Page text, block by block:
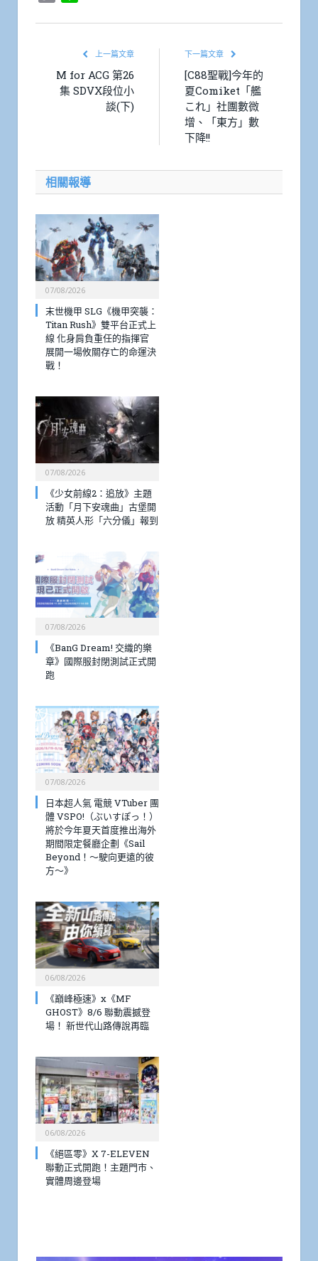
上一篇文章
M for ACG 第26
集 SDVX段位小
談(下)
下一篇文章
[C88聖戰]今年的
夏Comiket「艦
これ」社團數微
增、「東方」數
下降!!
相關報導
07/08/2026
末世機甲 SLG《機甲突襲：
Titan Rush》雙平台正式上
線 化身肩負重任的指揮官
展開一場攸關存亡的命運決
戰！
07/08/2026
《少女前線2：追放》主題
活動「月下安魂曲」古堡開
放 精英人形「六分儀」報到
07/08/2026
《BanG Dream! 交織的樂
章》國際服封閉測試正式開
跑
07/08/2026
日本超人氣 電競 VTuber 團
體 VSPO!（ぶいすぽっ！）
將於今年夏天首度推出海外
期間限定餐廳企劃《Sail
Beyond！～駛向更遠的彼
方～》
06/08/2026
《巔峰極速》x《MF
GHOST》8/6 聯動震撼登
場！ 新世代山路傳說再臨
06/08/2026
《絕區零》X 7-ELEVEN
聯動正式開跑！主題門市、
實體周邊登場